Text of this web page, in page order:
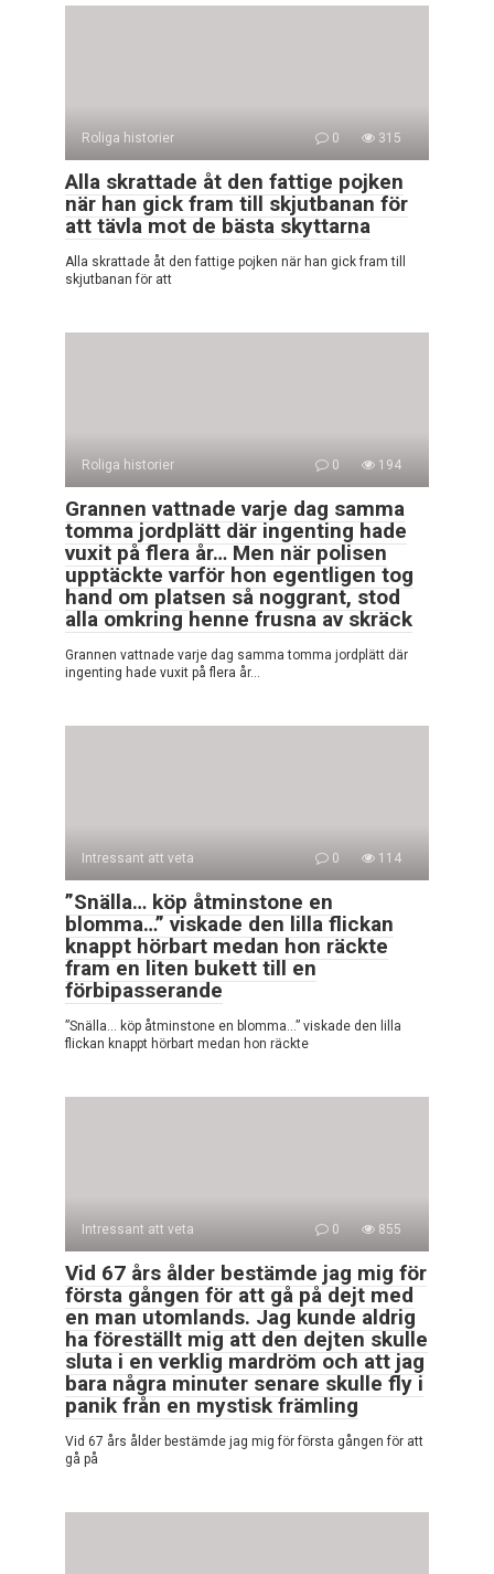
Roliga historier 0 315
Alla skrattade åt den fattige pojken
när han gick fram till skjutbanan för
att tävla mot de bästa skyttarna
Alla skrattade åt den fattige pojken när han gick fram till
skjutbanan för att
Roliga historier 0 194
Grannen vattnade varje dag samma
tomma jordplätt där ingenting hade
vuxit på flera år… Men när polisen
upptäckte varför hon egentligen tog
hand om platsen så noggrant, stod
alla omkring henne frusna av skräck
Grannen vattnade varje dag samma tomma jordplätt där
ingenting hade vuxit på flera år…
Intressant att veta 0 114
”Snälla… köp åtminstone en
blomma…” viskade den lilla flickan
knappt hörbart medan hon räckte
fram en liten bukett till en
förbipasserande
”Snälla… köp åtminstone en blomma…” viskade den lilla
flickan knappt hörbart medan hon räckte
Intressant att veta 0 855
Vid 67 års ålder bestämde jag mig för
första gången för att gå på dejt med
en man utomlands. Jag kunde aldrig
ha föreställt mig att den dejten skulle
sluta i en verklig mardröm och att jag
bara några minuter senare skulle fly i
panik från en mystisk främling
Vid 67 års ålder bestämde jag mig för första gången för att
gå på